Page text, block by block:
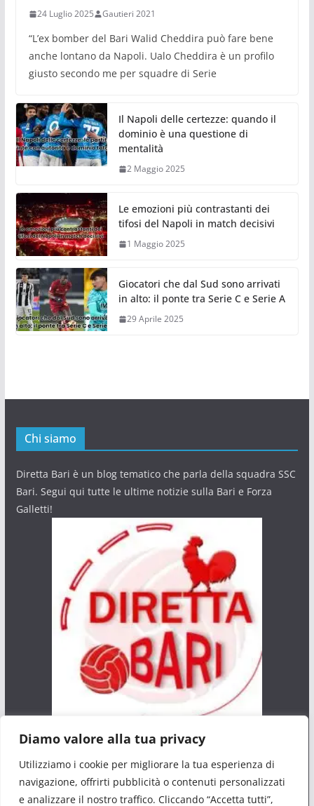
Diamo valore alla tua privacy
Utilizziamo i cookie per migliorare la tua esperienza di
navigazione, offrirti pubblicità o contenuti personalizzati
e analizzare il nostro traffico. Cliccando “Accetta tutti”,
24 Luglio 2025 Gautieri 2021
“L’ex bomber del Bari Walid Cheddira può fare bene
anche lontano da Napoli. Ualo Cheddira è un profilo
giusto secondo me per squadre di Serie
Il Napoli delle certezze: quando il
dominio è una questione di
mentalità
2 Maggio 2025
Le emozioni più contrastanti dei
tifosi del Napoli in match decisivi
1 Maggio 2025
Giocatori che dal Sud sono arrivati
in alto: il ponte tra Serie C e Serie A
29 Aprile 2025
Chi siamo
Diretta Bari è un blog tematico che parla della squadra SSC
Bari. Segui qui tutte le ultime notizie sulla Bari e Forza
Galletti!
Privacy Policy
Cookie Policy